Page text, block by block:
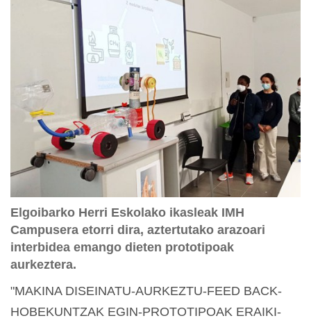
Elgoibarko Herri Eskolako ikasleak IMH
Campusera etorri dira, aztertutako arazoari
interbidea emango dieten prototipoak
aurkeztera.
"MAKINA DISEINATU-AURKEZTU-FEED BACK-
HOBEKUNTZAK EGIN-PROTOTIPOAK ERAIKI-